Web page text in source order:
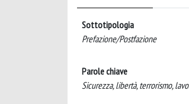
Sottotipologia
Prefazione/Postfazione
Parole chiave
Sicurezza, libertà, terrorismo,